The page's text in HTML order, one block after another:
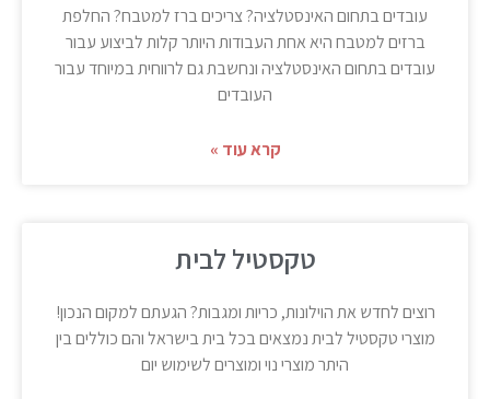
עובדים בתחום האינסטלציה? צריכים ברז למטבח? החלפת
ברזים למטבח היא אחת העבודות היותר קלות לביצוע עבור
עובדים בתחום האינסטלציה ונחשבת גם לרווחית במיוחד עבור
העובדים
קרא עוד »
טקסטיל לבית
רוצים לחדש את הוילונות, כריות ומגבות? הגעתם למקום הנכון!
מוצרי טקסטיל לבית נמצאים בכל בית בישראל והם כוללים בין
היתר מוצרי נוי ומוצרים לשימוש יום